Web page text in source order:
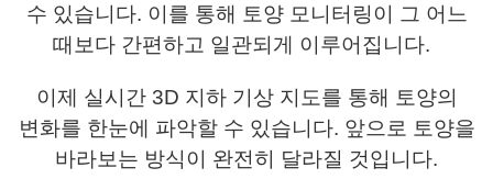
수 있습니다. 이를 통해 토양 모니터링이 그 어느
때보다 간편하고 일관되게 이루어집니다.
이제 실시간 3D 지하 기상 지도를 통해 토양의
변화를 한눈에 파악할 수 있습니다. 앞으로 토양을
바라보는 방식이 완전히 달라질 것입니다.